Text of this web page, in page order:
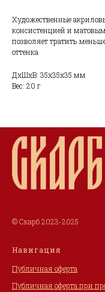
Художественные
консистенцией и
позволяет тратить
оттенка
ДxШxВ: 35x35x35 мм
Вес: 20 г
© Скарб 2023-2025
Навигация
Публичная оферта
Публичная оферта при